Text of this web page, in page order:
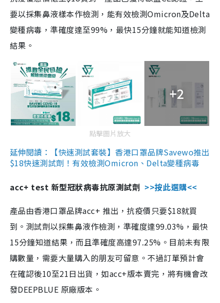
要以採集鼻液樣本作檢測，能有效檢測Omicron及Delta
變種病毒，準確度達至99%，最快15分鐘就能知道檢測
結果。
+2
點擊圖片放大
延伸閱讀：【快速測試套裝】香港口罩品牌Savewo推出
$18快速測試劑！有效檢測Omicron、Delta變種病毒
acc+ test 新型冠狀病毒抗原測試劑 >>按此選購<<
產品由香港口罩品牌acc+ 推出，抗疫價只要$18就買
到。測試劑以採集鼻液作檢測，準確度達99.03%，最快
15分鐘知道結果，而且準確度高達97.25%。目前未有限
購數量，需要大量購入的朋友可留意。不過訂單預計會
在確認後10至21日出貨，如acc+版本賣完，將有機會改
發DEEPBLUE 原廠版本。